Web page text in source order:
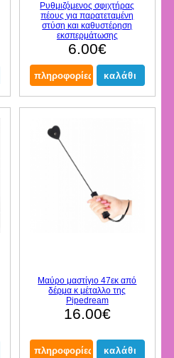
Ρυθμιζόμενος σφιχτήρας
πέους για παρατεταμένη
στύση και καθυστέρηση
εκσπερμάτωσης
6.00€
Μαύρο μαστίγιο 47εκ από
δέρμα κ μέταλλο της
Pipedream
16.00€